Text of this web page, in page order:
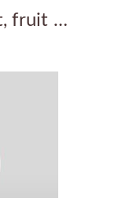
fruit …